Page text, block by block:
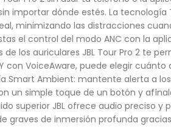
importar dónde estés. La
minimizando las distracciones
el control del modo ANC con la
los auriculares JBL Tour Pro 2 te
con VoiceAware, puede elegir
Smart Ambient: mantente alerta a
un simple toque de un botón y
superior JBL ofrece audio
graves de inmersión profunda